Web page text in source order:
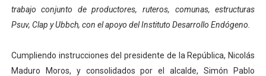
Inicia el plan vacacional Venezuela Renace en el
Expertos inspeccionan espacios del OAN para la
trabajo conjunto de productores, ruteros, comunas, estructuras
Psuv, Clap y Ubbch, con el apoyo del Instituto Desarrollo Endógeno.
Cumpliendo instrucciones del presidente de la República, Nicolás
Maduro Moros, y consolidados por el alcalde, Simón Pablo